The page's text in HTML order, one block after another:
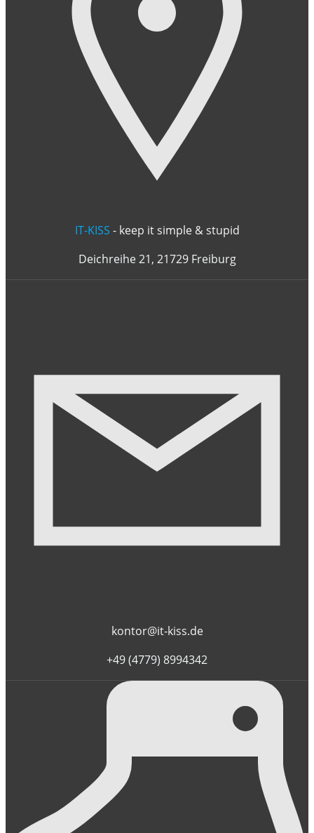
IT-KISS - keep it simple & stupid
Deichreihe 21, 21729 Freiburg
kontor@it-kiss.de
+49 (4779) 8994342